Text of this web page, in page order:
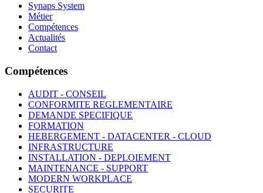
Synaps System
Métier
Compétences
Actualités
Contact
Compétences
AUDIT - CONSEIL
CONFORMITE REGLEMENTAIRE
DEMANDE SPECIFIQUE
FORMATION
HEBERGEMENT - DATACENTER - CLOUD
INFRASTRUCTURE
INSTALLATION - DEPLOIEMENT
MAINTENANCE - SUPPORT
MODERN WORKPLACE
SECURITE